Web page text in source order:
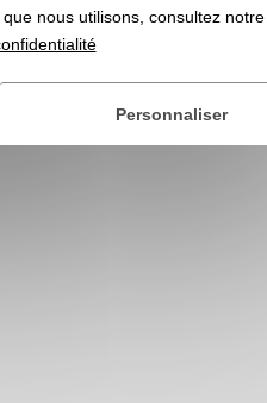
nous utilisons, consultez notre
Personnaliser